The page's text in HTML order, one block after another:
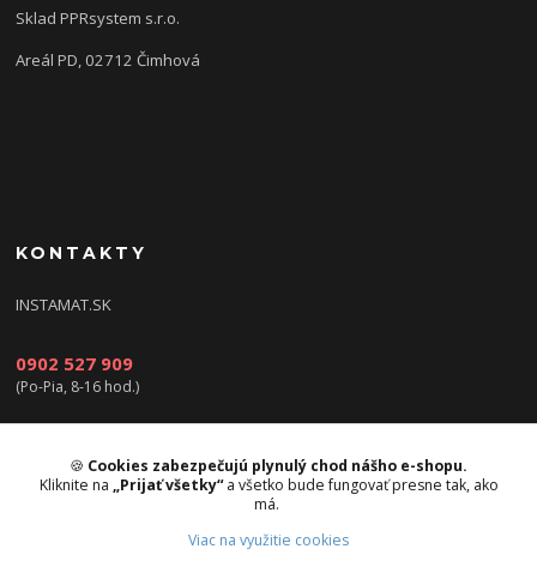
Sklad PPRsystem s.r.o.
Areál PD, 02712 Čimhová
KONTAKTY
INSTAMAT.SK
0902 527 909
(Po-Pia, 8-16 hod.)
info@instamat.sk
🍪 Cookies zabezpečujú plynulý chod nášho e-shopu.
Kliknite na „Prijať všetky“a všetko bude fungovať presne tak, ako
má.
Viac na využitie cookies